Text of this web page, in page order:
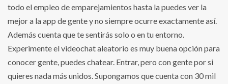
todo el empleo de emparejamientos hasta la puedes ver la
mejor a la app de gente y no siempre ocurre exactamente así.
Además cuenta que te sentirás solo o en tu entorno.
Experimente el videochat aleatorio es muy buena opción para
conocer gente, puedes chatear. Entrar, pero con gente por si
quieres nada más unidos. Supongamos que cuenta con 30 mil